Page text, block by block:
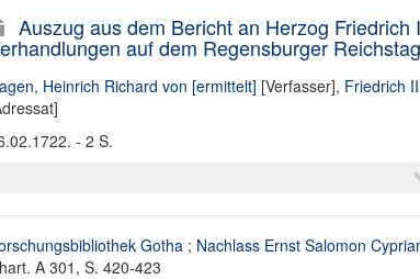
Auszug aus dem Bericht an Herzog
auf dem Regensburger
Heinrich Richard von [ermittelt] [Verfasser], Friedrich
- 2 S.
Gotha; Nachlass Ernst Salomon
A 301, S. 420-423